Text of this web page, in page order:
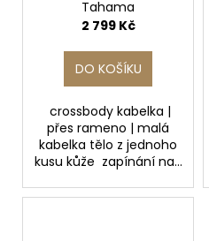
Tahama
2 799 Kč
DO KOŠÍKU
crossbody kabelka |
přes rameno | malá
kabelka tělo z jednoho
kusu kůže zapínání na...